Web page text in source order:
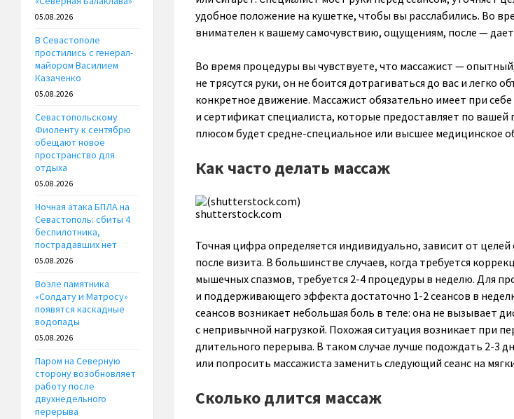
удобное положение на кушетке, чтобы вы расслабились. Во
внимателен к вашему самочувствию, ощущениям, после —
Во время процедуры вы чувствуете, что массажист —
не трясутся руки, он не боится дотрагиваться до вас и легко
конкретное движение. Массажист обязательно имеет при
и сертификат специалиста, которые предоставляет по
плюсом будет средне-специальное или высшее медицинское
Как часто делать массаж
shutterstock.com
Точная цифра определяется индивидуально, зависит от целей
после визита. В большинстве случаев, когда требуется
мышечных спазмов, требуется 2-4 процедуры в неделю. Для
и поддерживающего эффекта достаточно 1-2 сеансов в
сеансов возникает небольшая боль в теле: она не вызывает
с непривычной нагрузкой. Похожая ситуация возникает при
длительного перерыва. В таком случае лучше подождать 2-3
или попросить массажиста заменить следующий сеанс на
Сколько длится массаж
05.08.2026
В Севастополе
простились с генерал-
майором Василием
Казаченко
05.08.2026
Севастопольскому
Фиоленту к сентябрю
обещают новое
пространство для
отдыха
05.08.2026
Ночная атака БПЛА на
Севастополь: сбиты 4
беспилотника,
пострадавших нет
05.08.2026
Возле памятника
«Солдату и Матросу»
появятся каскадные
водопады
05.08.2026
Паром на Северную
сторону возобновляет
работу после
двухнедельного
перерыва